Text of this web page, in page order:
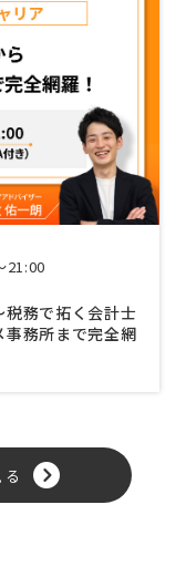
21:00
税務で拓く会計士
務所まで完全網